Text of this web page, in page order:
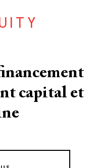
capital et